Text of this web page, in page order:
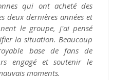
qui ont acheté des
deux dernières années et
le groupe, j'ai pensé
la situation. Beaucoup
base de fans de
engagé et soutenir le
moments.